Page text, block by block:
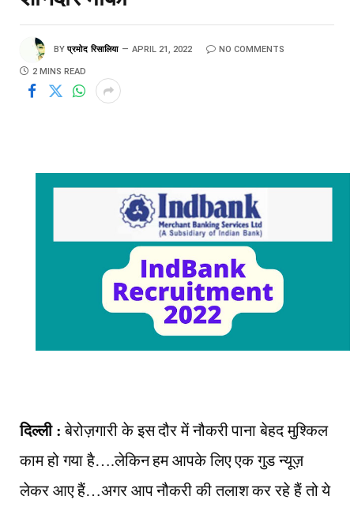
BY प्रमोद रिसालिया APRIL 21, 2022 NO COMMENTS
2 MINS READ
दिल्ली :बेरोज़गारी के इस दौर में नौकरी पाना बेहद मुश्किल
काम हो गया है….लेकिन हम आपके लिए एक गुड न्यूज़
लेकर आए हैं…अगर आप नौकरी की तलाश कर रहे हैं तो ये